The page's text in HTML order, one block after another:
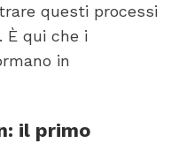
questi processi
È qui che i
in
il primo